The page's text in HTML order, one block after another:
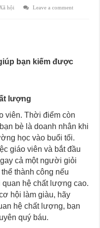
hội
Leave a comment
bạn kiếm được
lượng
viên. Thời điểm còn
bè là doanh nhân khi
học vào buổi tối.
giáo viên và bắt đầu
cả một người giỏi
thành công nếu
hệ chất lượng cao.
hội làm giàu, hãy
hệ chất lượng, bạn
quý báu.